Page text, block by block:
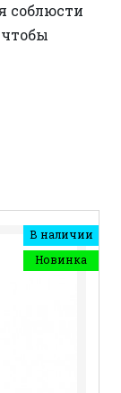
соблюсти
В наличии
Новинка